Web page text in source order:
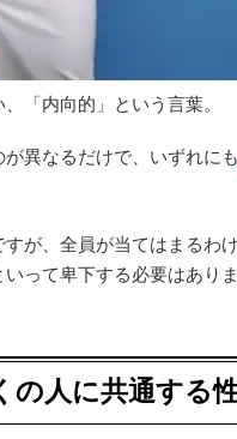
「内向的」という言葉。
異なるだけで、いずれにも
が、全員が当てはまるわ
って卑下する必要はありま
の人に共通する